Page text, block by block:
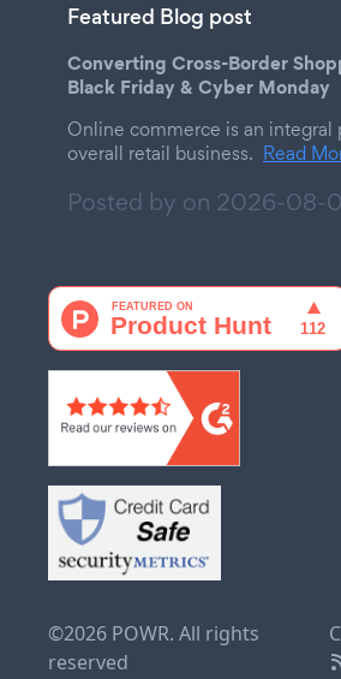
Featured Blog post
Converting Cross-Border
Black Friday & Cyber Monday
Online commerce is an integral
overall retail business. Read
Posted by on 2026-08-
©2026 POWR. All rights
reserved